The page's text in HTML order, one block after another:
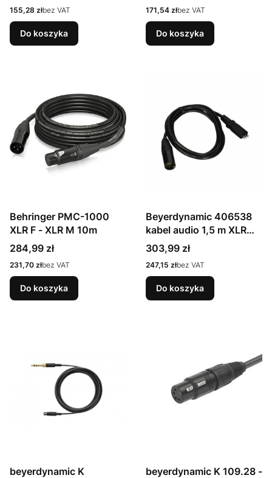
Cena
155,28 złbez VAT
Do koszyka
Cena
171,54 złbez VAT
Do koszyka
Behringer PMC-1000
XLR F - XLR M 10m
Cena
284,99 zł
Cena
231,70 złbez VAT
Do koszyka
Beyerdynamic 406538
kabel audio 1,5 m XLR
(5-pin) Czarny
Cena
303,99 zł
Cena
247,15 złbez VAT
Do koszyka
beyerdynamic K
beyerdynamic K 109.28 -